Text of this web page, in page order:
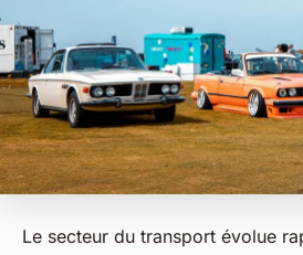
Le secteur du transport évolue